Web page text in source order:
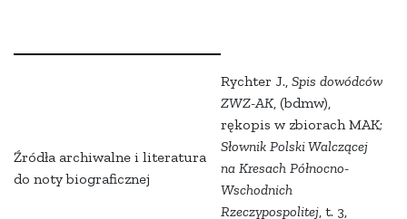
Źródła archiwalne i literatura
do noty biograficznej
Rychter J., Spis dowódców
ZWZ-AK, (bdmw),
rękopis w zbiorach MAK;
Słownik Polski Walczącej
na Kresach Północno-
Wschodnich
Rzeczypospolitej, t. 3,